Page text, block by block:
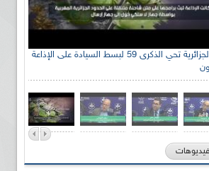
الإذاعة الجزائرية تحي الذكرى 59 لبسط السيادة على الإذاعة